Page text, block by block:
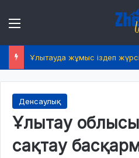
Ұлытауда жұмыс іздеп
Денсаулық
Ұлытау
сақтау